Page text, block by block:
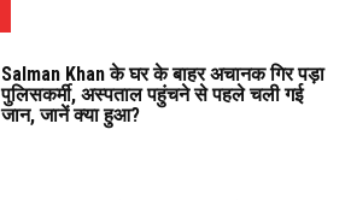
Salman Khan के घर के बाहर अचानक गिर पड़ा
पुलिसकर्मी, अस्पताल पहुंचने से पहले चली गई
जान, जानें क्या हुआ?